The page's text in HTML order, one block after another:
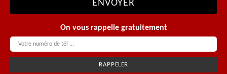
On vous rappelle gratuitement